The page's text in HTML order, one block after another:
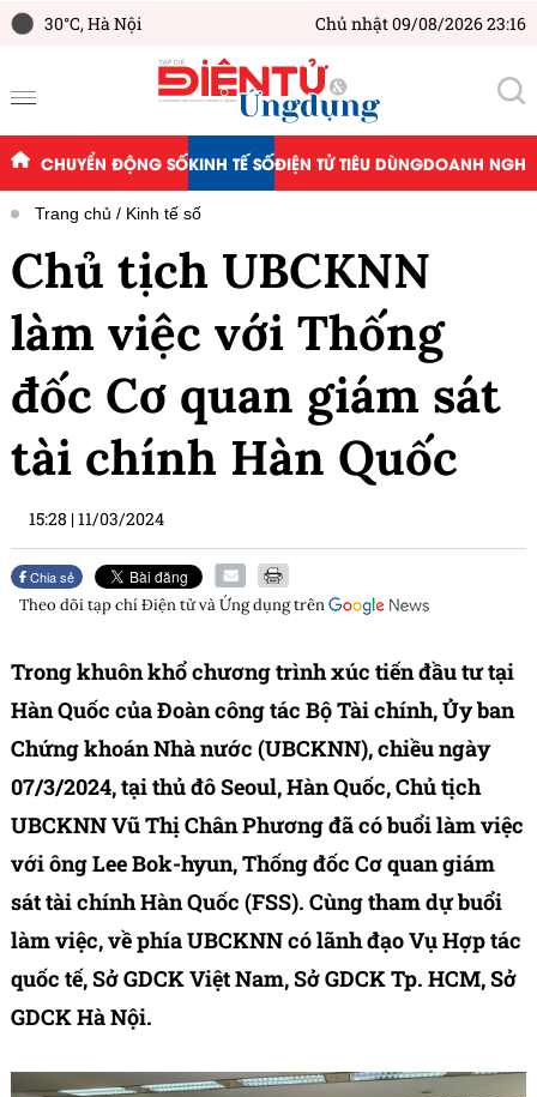
30°C,Hà Nội Chủ nhật 09/08/2026 23:16
CHUYỂN ĐỘNG SỐKINH TẾ SỐĐIỆN TỬ TIÊU DÙNGDOANH
Trang chủ Kinh tế số
Chủ tịch UBCKNN
làm việc với Thống
đốc Cơ quan giám sát
tài chính Hàn Quốc
15:28 |11/03/2024
Chia sẻ
Theo dõi tạp chíĐiện tử và Ứng dụngtrên
Trong khuôn khổ chương trình xúc tiến đầu tư tại
Hàn Quốc của Đoàn công tác Bộ Tài chính, Ủy ban
Chứng khoán Nhà nước (UBCKNN), chiều ngày
07/3/2024, tại thủ đô Seoul, Hàn Quốc, Chủ tịch
UBCKNN Vũ Thị Chân Phương đã có buổi làm việc
với ông Lee Bok-hyun, Thống đốc Cơ quan giám
sát tài chính Hàn Quốc (FSS). Cùng tham dự buổi
làm việc, về phía UBCKNN có lãnh đạo Vụ Hợp tác
quốc tế, Sở GDCK Việt Nam, Sở GDCK Tp. HCM, Sở
GDCK Hà Nội.